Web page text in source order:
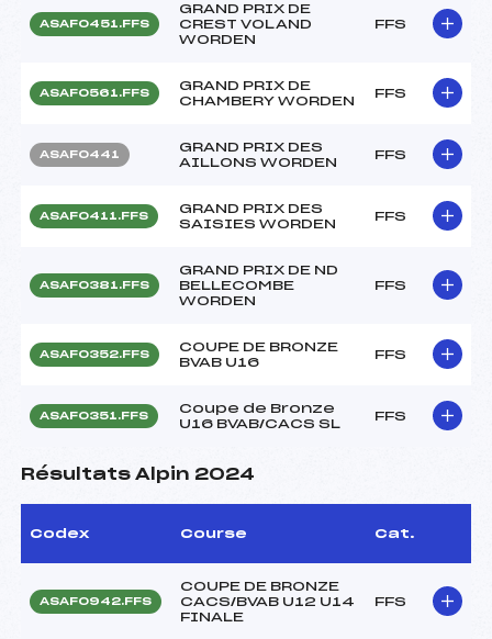
ASAF0451.FFS
GRAND PRIX DE
CREST VOLAND
WORDEN
FFS
ASAF0561.FFS
GRAND PRIX DE
CHAMBERY WORDEN
FFS
ASAF0441
GRAND PRIX DES
AILLONS WORDEN
FFS
ASAF0411.FFS
GRAND PRIX DES
SAISIES WORDEN
FFS
ASAF0381.FFS
GRAND PRIX DE ND
BELLECOMBE
WORDEN
FFS
ASAF0352.FFS
COUPE DE BRONZE
BVAB U16
FFS
ASAF0351.FFS
Coupe de Bronze
U16 BVAB/CACS SL
FFS
Résultats Alpin 2024
Codex Course Cat.
ASAF0942.FFS
COUPE DE BRONZE
CACS/BVAB U12 U14
FINALE
FFS